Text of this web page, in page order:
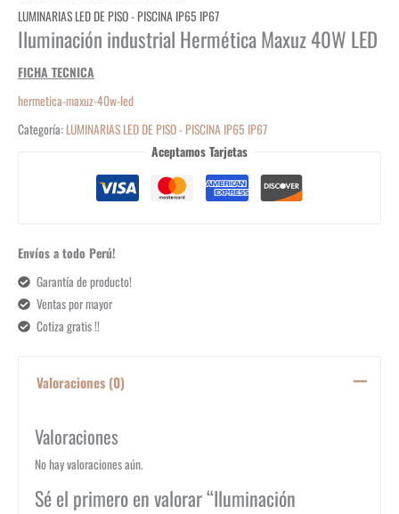
LUMINARIAS LED DE PISO - PISCINA IP65 IP67
Iluminación industrial Hermética Maxuz 40W LED
FICHA TECNICA
hermetica-maxuz-40w-led
Categoría: LUMINARIAS LED DE PISO - PISCINA IP65 IP67
Aceptamos Tarjetas
Envíos a todo Perú!
Garantía de producto!
Ventas por mayor
Cotiza gratis !!
Valoraciones (0)
Valoraciones
No hay valoraciones aún.
Sé el primero en valorar “Iluminación